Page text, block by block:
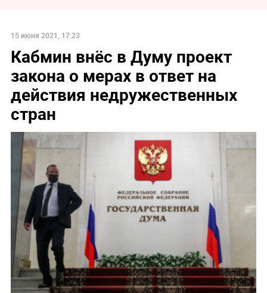
15 июня 2021, 17:23
Кабмин внёс в Думу проект
закона о мерах в ответ на
действия недружественных
стран